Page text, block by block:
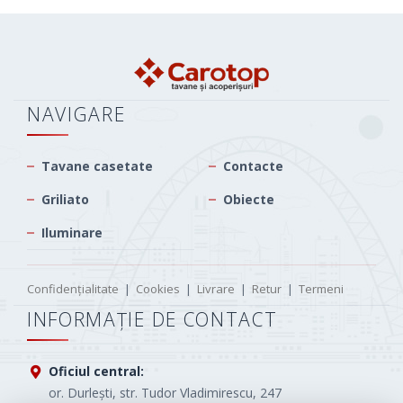
NAVIGARE
Tavane casetate
Griliato
Iluminare
Contacte
Obiecte
Confidențialitate | Cookies | Livrare | Retur | Termeni
INFORMAȚIE DE CONTACT
Oficiul central:
or. Durlești, str. Tudor Vladimirescu, 247